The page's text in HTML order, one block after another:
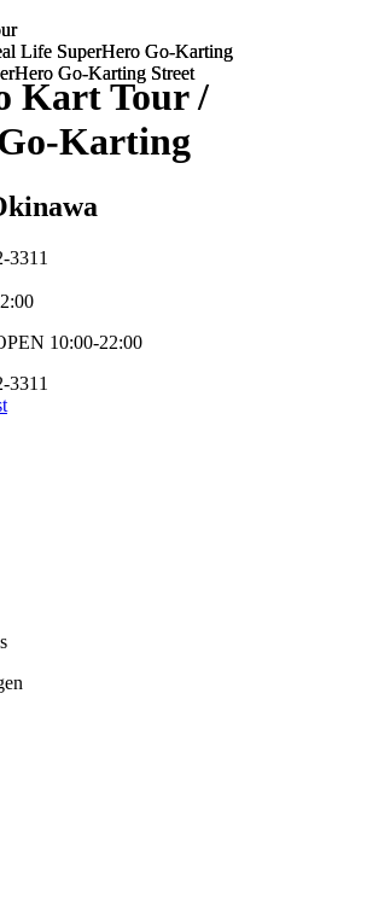
3311
10:00-22:00
3311